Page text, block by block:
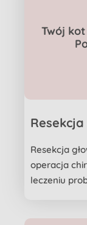
Twój
Resekcja
operacja
leczeniu